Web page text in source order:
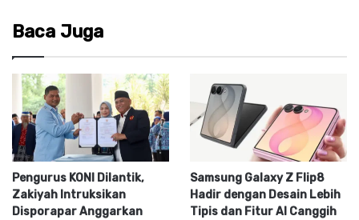
Baca Juga
Pengurus KONI Dilantik,
Zakiyah Intruksikan
Disporapar Anggarkan
Samsung Galaxy Z Flip8
Hadir dengan Desain Lebih
Tipis dan Fitur AI Canggih